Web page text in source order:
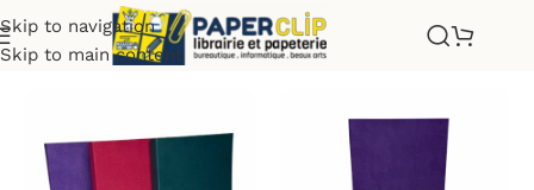
Skip to navigation
Skip to main content
Accueil»AGENDA FLEXIBLE 14.5*21 SIL 2026